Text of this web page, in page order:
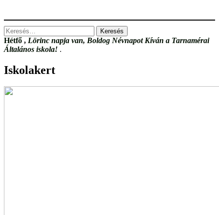
Keresés:
Hétfő , Lörinc napja van, Boldog Névnapot Kíván a Tarnamérai
Általános iskola! .
Iskolakert